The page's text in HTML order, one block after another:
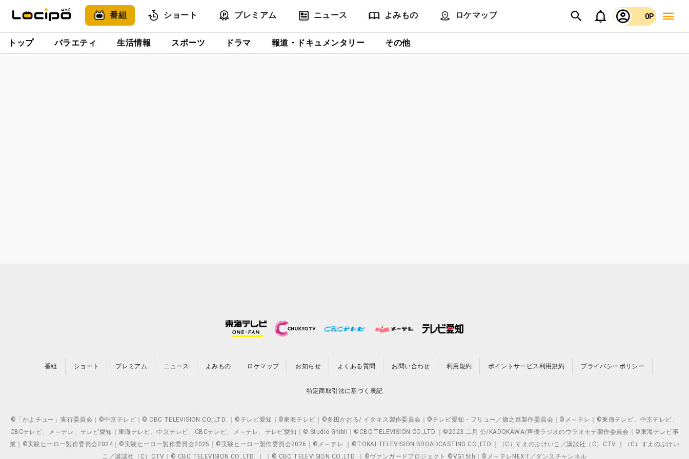
番組 ショート プレミアム ニュース よみもの ロケマップ 0P
トップ バラエティ 生活情報 スポーツ ドラマ 報道・ドキュメンタリー その他
番組 ショート プレミアム ニュース よみもの ロケマップ お知らせ よくある質問 お問い合わせ 利用規約 ポイントサービス利用規約 プライバシーポリシー
特定商取引法に基づく表記
©「かよチュー」実行委員会｜©中京テレビ｜© CBC TELEVISION CO.,LTD. ｜©テレビ愛知｜©東海テレビ｜©多田かおる/ イタキス製作委員会｜©テレビ愛知・フリュー／徹之進製作委員会｜©メ～テレ｜©東海テレビ、中京テレビ、
CBCテレビ、メ～テレ、テレビ愛知｜東海テレビ、中京テレビ、CBCテレビ、メ～テレ、テレビ愛知｜© Studio Ghibli｜©CBC TELEVISION CO.,LTD.｜©2023 二月 公/KADOKAWA/声優ラジオのウラオモテ製作委員会｜©東海テレビ事
業｜©実験ヒーロー製作委員会2024｜©実験ヒーロー製作委員会2025｜©実験ヒーロー製作委員会2026｜©メ～テレ ｜©TOKAI TELEVISION BROADCASTING CO.,LTD.｜（C）すえのぶけいこ／講談社（C）CTV ｜（C）すえのぶけい
こ／講談社（C）CTV｜© CBC TELEVISION CO.,LTD. ｜ ｜© CBC TELEVISION CO.,LTD. ｜©ヴァンガードプロジェクト ©VG15th｜©メ～テレNEXT／ダンスチャンネル